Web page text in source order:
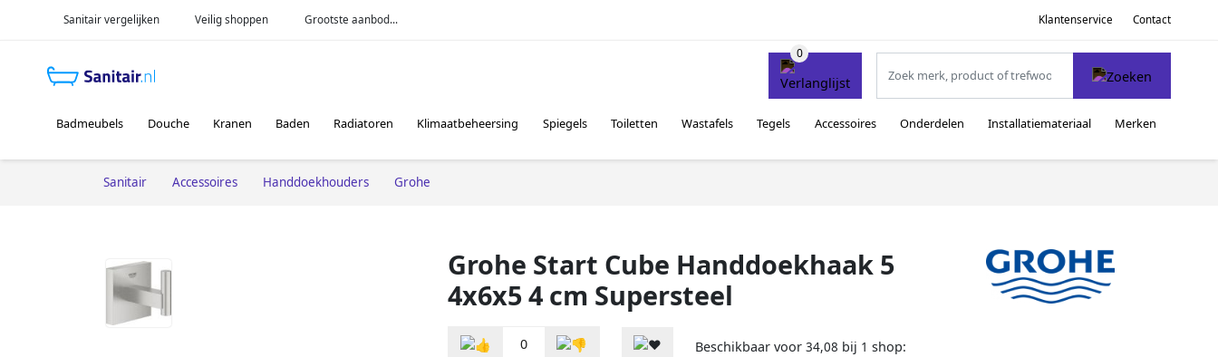
Sanitair vergelijken Veilig shoppen Grootste aanbod... Klantenservice Contact
Badmeubels Douche Kranen Baden Radiatoren Klimaatbeheersing Spiegels Toiletten Wastafels Tegels Accessoires Onderdelen Installatiemateriaal Merken
Sanitair Accessoires Handdoekhouders Grohe
Grohe Start Cube Handdoekhaak 5
4x6x5 4 cm Supersteel
0 Beschikbaar voor 34,08 bij 1 shop: